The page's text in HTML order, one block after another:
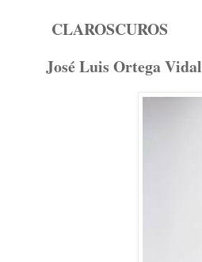
CLAROSCUROS
José Luis Ortega Vidal